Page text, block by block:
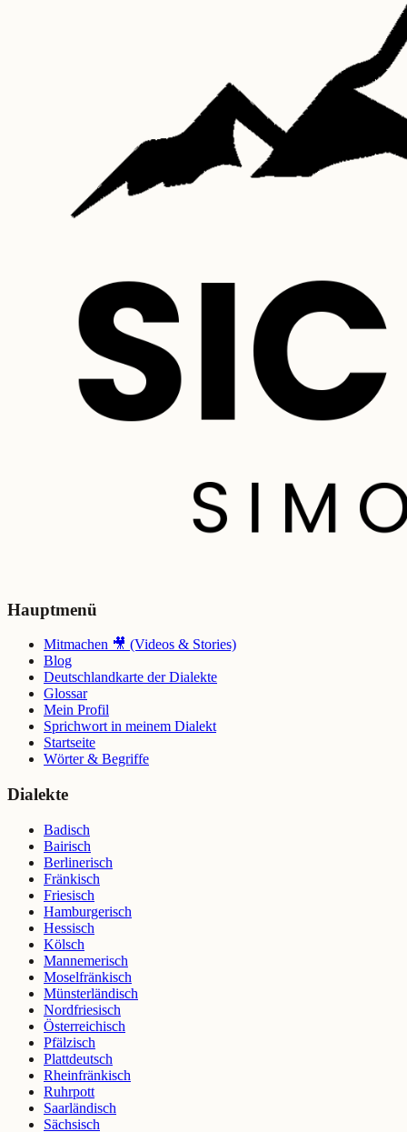
Hauptmenü
Mitmachen 🎥 (Videos & Stories)
Blog
Deutschlandkarte der Dialekte
Glossar
Mein Profil
Sprichwort in meinem Dialekt
Startseite
Wörter & Begriffe
Dialekte
Badisch
Bairisch
Berlinerisch
Fränkisch
Friesisch
Hamburgerisch
Hessisch
Kölsch
Mannemerisch
Moselfränkisch
Münsterländisch
Nordfriesisch
Österreichisch
Pfälzisch
Plattdeutsch
Rheinfränkisch
Ruhrpott
Saarländisch
Sächsisch